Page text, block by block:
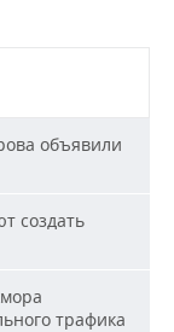
объявили
создать
трафика